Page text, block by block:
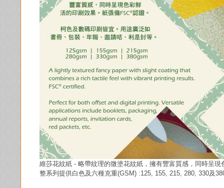
維莎花紋紙 - 略帶紋理的微塗花紋紙，擁有豐富質感，同時呈
整系列提供白色及六種克重(GSM) :125, 155, 215, 280, 330及